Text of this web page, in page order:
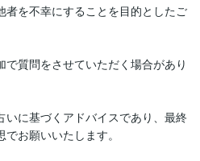
者を不幸にすることを目的としたご
で質問をさせていただく場合があり
いに基づくアドバイスであり、最終
お願いいたします。